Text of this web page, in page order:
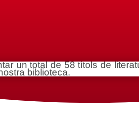
un total de 58 títols de
biblioteca.